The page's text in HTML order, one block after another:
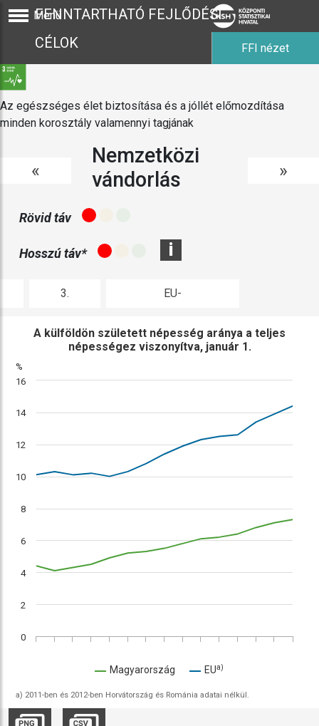
Menü
FENNTARTHATÓ FEJLŐDÉSI
CÉLOK
FFI nézet
Az egészséges élet biztosítása és a jóllét előmozdítása
minden korosztály valamennyi tagjának
«
Nemzetközi
vándorlás
»
Rövid táv
Hosszú táv* i
3. EU-
%
A külföldön született népesség aránya a teljes
népességez viszonyítva, január 1.
a) 2011-ben és 2012-ben Horvátország és Románia adatai nélkül.
0
2
4
6
8
10
12
14
16
Magyarország EUa)